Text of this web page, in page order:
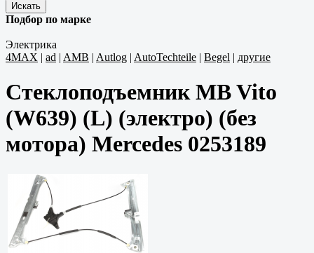
Подбор по марке
Электрика
4MAX | ad | AMB | Autlog | AutoTechteile | Begel | другие
Стеклоподъемник MB Vito
(W639) (L) (электро) (без
мотора) Mercedes 0253189